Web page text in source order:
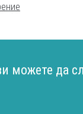
можете да